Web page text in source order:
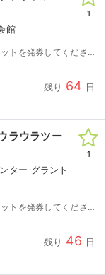
館
かりませんのでご検討宜しくお願い致します。
残り 64 日
1
ラウラツー
ター グラント
かりませんのでご検討宜しくお願い致します。
残り 46 日
1